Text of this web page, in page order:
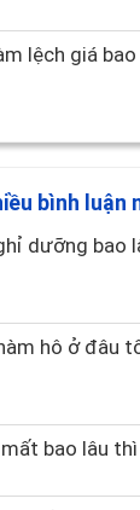
bình luận
mất bao lâu